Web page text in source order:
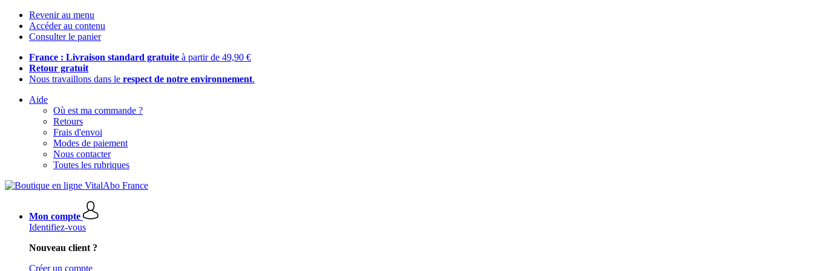
Revenir au menu
Accéder au contenu
Consulter le panier
France : Livraison standard gratuite à partir de 49,90 €
Retour gratuit
Nous travaillons dans le respect de notre environnement.
Aide
Où est ma commande ?
Retours
Frais d'envoi
Modes de paiement
Nous contacter
Toutes les rubriques
Mon compte
Identifiez-vous
Nouveau client ?
Créer un compte